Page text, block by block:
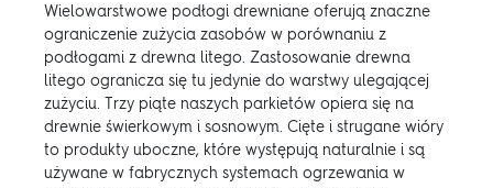
Wielowarstwowe podłogi drewniane oferują znaczne
ograniczenie zużycia zasobów w porównaniu z
podłogami z drewna litego. Zastosowanie drewna
litego ogranicza się tu jedynie do warstwy ulegającej
zużyciu. Trzy piąte naszych parkietów opiera się na
drewnie świerkowym i sosnowym. Cięte i strugane wióry
to produkty uboczne, które występują naturalnie i są
używane w fabrycznych systemach ogrzewania w